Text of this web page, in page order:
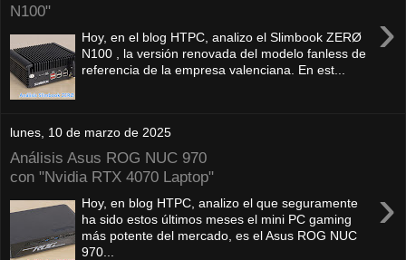
N100"
›
Hoy, en el blog HTPC, analizo el Slimbook ZERØ
N100 , la versión renovada del modelo fanless de
referencia de la empresa valenciana. En est...
lunes, 10 de marzo de 2025
Análisis Asus ROG NUC 970
con "Nvidia RTX 4070 Laptop"
›
Hoy, en blog HTPC, analizo el que seguramente
ha sido estos últimos meses el mini PC gaming
más potente del mercado, es el Asus ROG NUC
970...